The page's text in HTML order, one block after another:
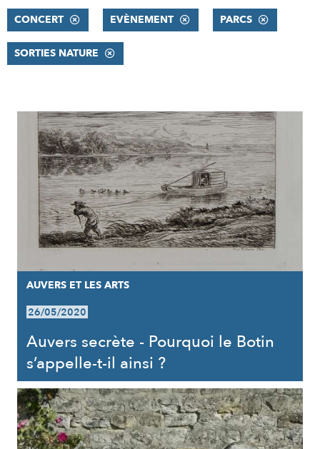
CONCERT EVÈNEMENT PARCS
SORTIES NATURE
RÉSULTATS
AUVERS ET LES ARTS
26/05/2020
Auvers secrète - Pourquoi le Botin
s’appelle-t-il ainsi ?